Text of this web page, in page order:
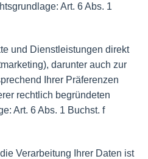
Art. 6 Abs. 1
und Dienstleistungen direkt
darunter auch zur
Ihrer Präferenzen
rechtlich begründeten
Art. 6 Abs. 1 Buchst. f
Verarbeitung Ihrer Daten ist